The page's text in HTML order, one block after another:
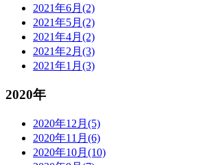
2021年6月(2)
2021年5月(2)
2021年4月(2)
2021年2月(3)
2021年1月(3)
2020年
2020年12月(5)
2020年11月(6)
2020年10月(10)